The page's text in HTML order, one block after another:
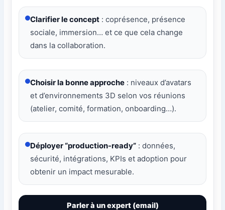
Clarifier le concept : coprésence, présence
sociale, immersion… et ce que cela change
dans la collaboration.
Choisir la bonne approche : niveaux d’avatars
et d’environnements 3D selon vos réunions
(atelier, comité, formation, onboarding…).
Déployer “production-ready” : données,
sécurité, intégrations, KPIs et adoption pour
obtenir un impact mesurable.
Parler à un expert (email)